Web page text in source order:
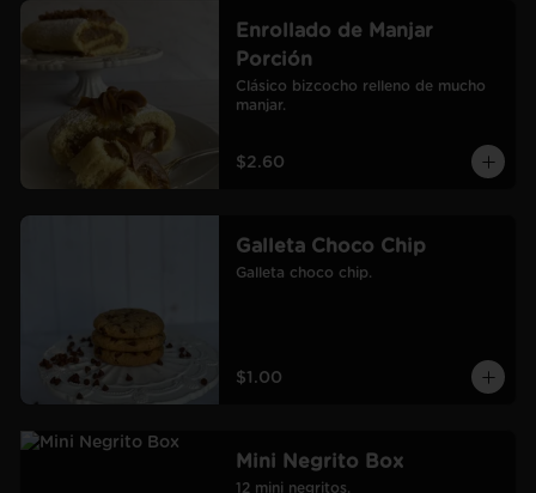
Enrollado de Manjar
Porción
Clásico bizcocho relleno de mucho
manjar.
$2.60
Galleta Choco Chip
Galleta choco chip.
$1.00
Mini Negrito Box
12 mini negritos.